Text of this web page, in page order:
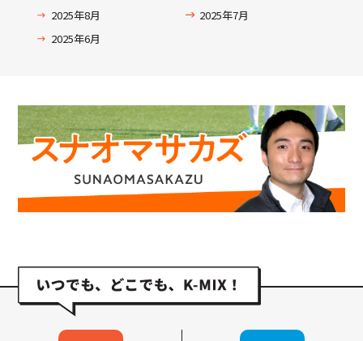
2025年8月
2025年7月
2025年6月